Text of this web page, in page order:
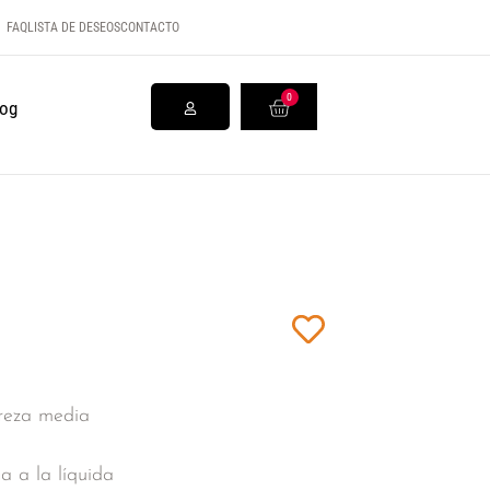
FAQLISTA DE DESEOSCONTACTO
0
media
a la líquida